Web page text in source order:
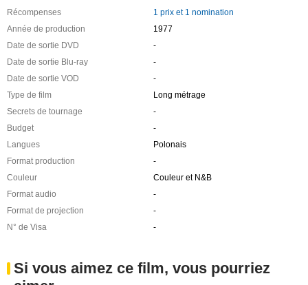
Récompenses
1 prix et 1 nomination
Année de production
1977
Date de sortie DVD
-
Date de sortie Blu-ray
-
Date de sortie VOD
-
Type de film
Long métrage
Secrets de tournage
-
Budget
-
Langues
Polonais
Format production
-
Couleur
Couleur et N&B
Format audio
-
Format de projection
-
N° de Visa
-
Si vous aimez ce film, vous pourriez